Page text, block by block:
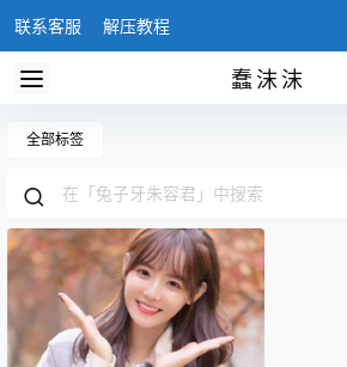
联系客服 解压教程
蠢沫沫
全部标签